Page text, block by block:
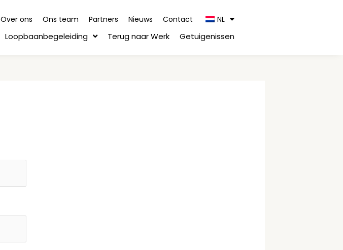
Over ons Ons team Partners Nieuws Contact NL
Loopbaanbegeleiding Terug naar Werk Getuigenissen